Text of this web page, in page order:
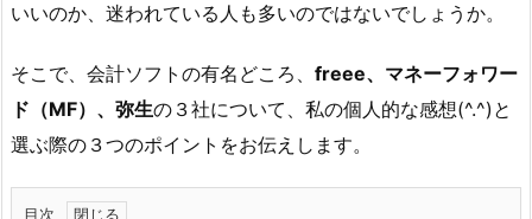
いいのか、迷われている人も多いのではないでしょうか。
そこで、会計ソフトの有名どころ、 freee、マネーフォワー
ド（MF）、弥生の３社について、私の個人的な感想(^.^)と
選ぶ際の３つのポイントをお伝えします。
目次